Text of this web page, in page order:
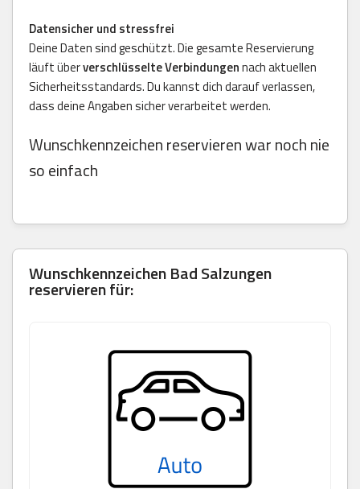
Datensicher und stressfrei
Deine Daten sind geschützt. Die gesamte Reservierung
läuft überverschlüsselte Verbindungennach aktuellen
Sicherheitsstandards. Du kannst dich darauf verlassen,
dass deine Angaben sicher verarbeitet werden.
Wunschkennzeichen reservieren war noch nie
so einfach
WunschkennzeichenBad Salzungen
reservieren für: